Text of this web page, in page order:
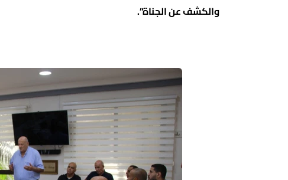
والكشف عن الجناة”.